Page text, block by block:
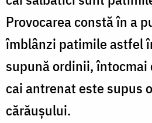
Provocarea constă în a
îmblânzi patimile astfel
supună ordinii, întocmai
cai antrenat este supus
cărăuşului.